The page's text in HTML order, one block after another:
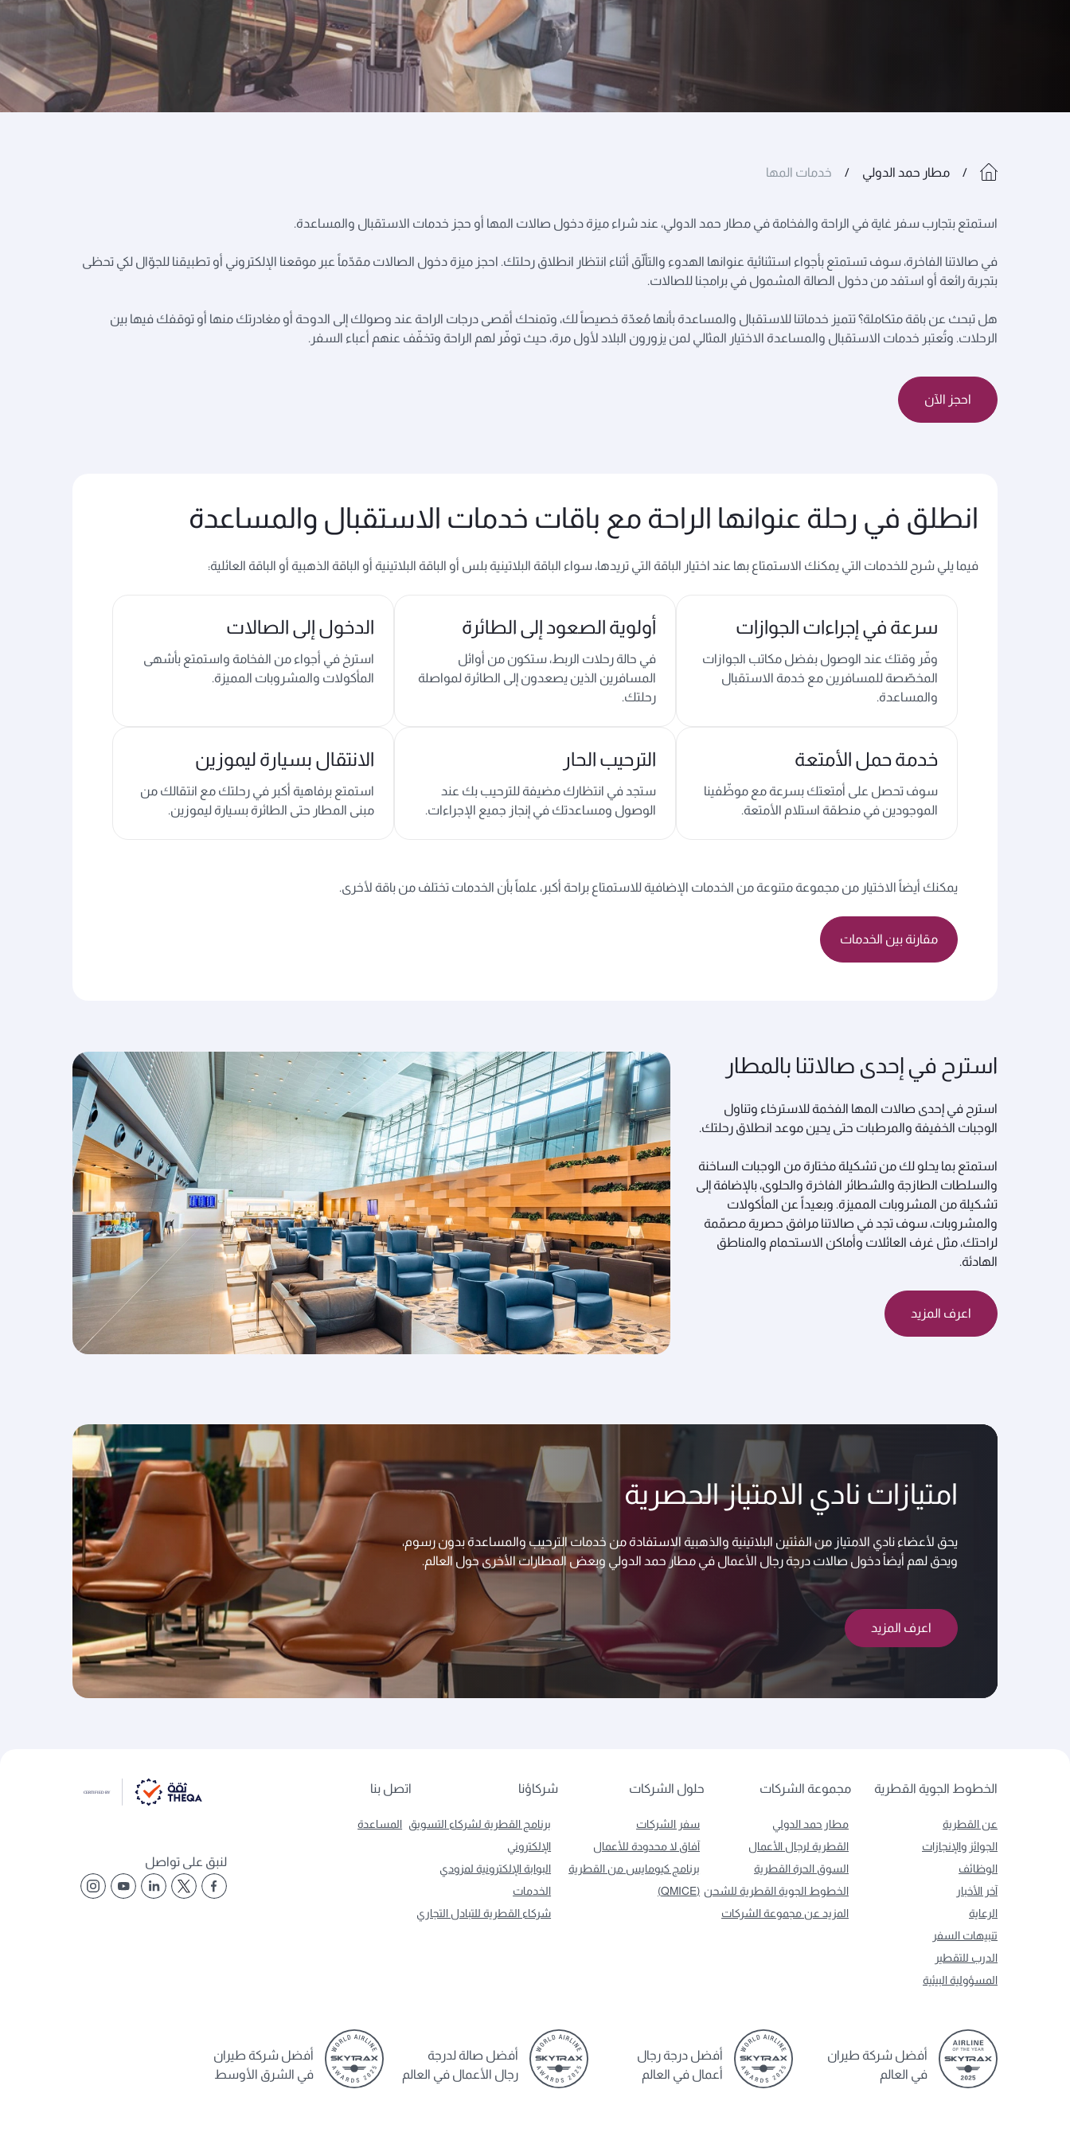
مطار حمد الدولي خدمات المها
استمتع بتجارب سفر غاية في الراحة والفخامة في مطار حمد الدولي، عند شراء ميزة دخول صالات المها أو حجز خدمات الاستقبال والمساعدة.
في صالاتنا الفاخرة، سوف تستمتع بأجواء استثنائية عنوانها الهدوء والتألّق أثناء انتظار انطلاق رحلتك. احجز ميزة دخول الصالات مقدّماً عبر موقعنا الإلكتروني أو تطبيقنا للجوّال لكي تحظى
بتجربة رائعة أو استفد من دخول الصالة المشمول في برامجنا للصالات.
هل تبحث عن باقة متكاملة؟ تتميز خدماتنا للاستقبال والمساعدة بأنها مُعدّة خصيصاً لك، وتمنحك أقصى درجات الراحة عند وصولك إلى الدوحة أو مغادرتك منها أو توقفك فيها بين
الرحلات. وتُعتبر خدمات الاستقبال والمساعدة الاختيار المثالي لمن يزورون البلاد لأول مرة، حيث توفّر لهم الراحة وتخفّف عنهم أعباء السفر.
احجز الآن
انطلق في رحلة عنوانها الراحة مع باقات خدمات الاستقبال والمساعدة
فيما يلي شرح للخدمات التي يمكنك الاستمتاع بها عند اختيار الباقة التي تريدها، سواء الباقة البلاتينية بلس أو الباقة البلاتينية أو الباقة الذهبية أو الباقة العائلية:
سرعة في إجراءات الجوازات
وفّر وقتك عند الوصول بفضل مكاتب الجوازات
المخصّصة للمسافرين مع خدمة الاستقبال
والمساعدة.
أولوية الصعود إلى الطائرة
في حالة رحلات الربط، ستكون من أوائل
المسافرين الذين يصعدون إلى الطائرة لمواصلة
رحلتك.
الدخول إلى الصالات
استرخ في أجواء من الفخامة واستمتع بأشهى
المأكولات والمشروبات المميزة.
خدمة حمل الأمتعة
سوف تحصل على أمتعتك بسرعة مع موظّفينا
الموجودين في منطقة استلام الأمتعة.
الترحيب الحار
ستجد في انتظارك مضيفة للترحيب بك عند
الوصول ومساعدتك في إنجاز جميع الإجراءات.
الانتقال بسيارة ليموزين
استمتع برفاهية أكبر في رحلتك مع انتقالك من
مبنى المطار حتى الطائرة بسيارة ليموزين.
يمكنك أيضاً الاختيار من مجموعة متنوعة من الخدمات الإضافية للاستمتاع براحة أكبر، علماً بأن الخدمات تختلف من باقة لأخرى.
مقارنة بين الخدمات
استرح في إحدى صالاتنا بالمطار
استرح في إحدى صالات المها الفخمة للاسترخاء وتناول
الوجبات الخفيفة والمرطبات حتى يحين موعد انطلاق رحلتك.
استمتع بما يحلو لك من تشكيلة مختارة من الوجبات الساخنة
والسلطات الطازجة والشطائر الفاخرة والحلوى، بالإضافة إلى
تشكيلة من المشروبات المميزة. وبعيداً عن المأكولات
والمشروبات، سوف تجد في صالاتنا مرافق حصرية مصمّمة
لراحتك، مثل غرف العائلات وأماكن الاستحمام والمناطق
الهادئة.
اعرف المزيد
امتيازات نادي الامتياز الحصرية
يحق لأعضاء نادي الامتياز من الفئتين البلاتينية والذهبية الاستفادة من خدمات الترحيب والمساعدة بدون رسوم،
ويحق لهم أيضاً دخول صالات درجة رجال الأعمال في مطار حمد الدولي وبعض المطارات الأخرى حول العالم.
اعرف المزيد
الخطوط الجوية القطرية مجموعة الشركات حلول الشركات شركاؤنا اتصل بنا
عن القطرية
الجوائز والإنجازات
الوظائف
آخر الأخبار
الرعاية
تنبيهات السفر
الدرب للتقطير
المسؤولية البيئية
مطار حمد الدولي
القطرية لرجال الأعمال
السوق الحرة القطرية
الخطوط الجوية القطرية للشحن
المزيد عن مجموعة الشركات
سفر الشركات
آفاق لا محدودة للأعمال
برنامج كيومايس من القطرية
(QMICE)
برنامج القطرية لشركاء التسويق
الإلكتروني
البوابة الإلكترونية لمزودي
الخدمات
شركاء القطرية للتبادل التجاري
المساعدة
لنبق على تواصل
أفضل شركة طيران
في العالم
أفضل درجة رجال
أعمال في العالم
أفضل صالة لدرجة
رجال الأعمال في العالم
أفضل شركة طيران
في الشرق الأوسط